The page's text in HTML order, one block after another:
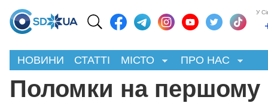
У
НОВИНИ СТАТТІ МІСТО ПРО НАС
Поломки на першому